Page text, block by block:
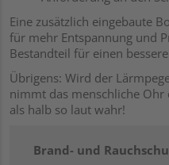
Eine zusätzlich eingebaute
für mehr Entspannung und
Bestandteil für einen
Übrigens: Wird der
nimmt das menschliche Ohr
als halb so laut wahr!
Brand- und